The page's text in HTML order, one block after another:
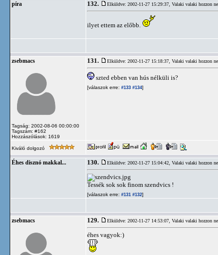
píra 132. Elküldve: 2002-11-27 15:29:37, Valaki valaki hozzon
ilyet ettem az előbb.
zsebmacs
Tagság: 2002-08-06 00:00:00
Tagszám: #162
Hozzászólások: 1619
131. Elküldve: 2002-11-27 15:18:37, Valaki valaki hozzon
szted ebben van hús nélküli is?
[válaszok erre: #133 #134]
Kiváló dolgozó
Éhes disznó makkal... 130. Elküldve: 2002-11-27 15:04:42, Valaki valaki hozzon
Tessék sok sok finom szendvics !
[válaszok erre: #131 #132]
zsebmacs 129. Elküldve: 2002-11-27 14:53:07, Valaki valaki hozzon
éhes vagyok:)